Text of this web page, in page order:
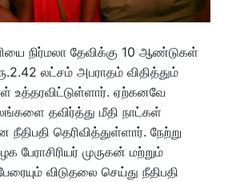
நிர்மலா தேவிக்கு 10 ஆண்டுகள்
லட்சம் அபராதம் விதித்தும்
உத்தரவிட்டுள்ளார். ஏற்கனவே
தவிர்த்து மீதி நாட்கள்
நீதிபதி தெரிவித்துள்ளார். நேற்று
பேராசிரியர் முருகன் மற்றும்
விடுதலை செய்து நீதிபதி